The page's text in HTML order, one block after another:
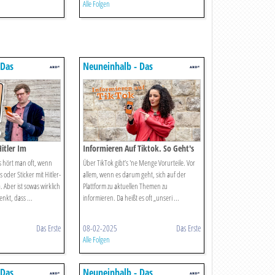
Alle Folgen
Für Kinder
Im
hört man oft, wenn
oder Sticker mit Hitler-
ist sowas wirklich
dass ...
Das Erste
Neuneinhalb - Das
Reportermagazin Für Kinder
Informieren Auf Tiktok. So Geht's
Über TikTok gibt’s 'ne Menge Vorurteile. Vor
allem, wenn es darum geht, sich auf der
Plattform zu aktuellen Themen zu
informieren. Da heißt es oft „unseri ...
08-02-2025 Das Erste
Alle Folgen